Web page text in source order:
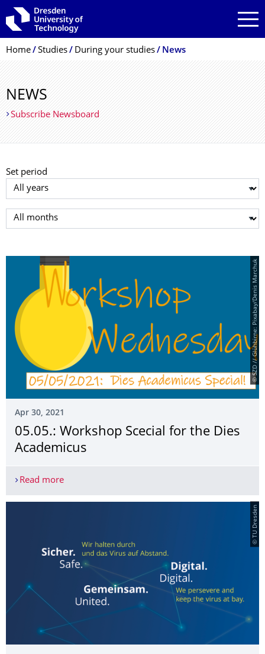
Skip to main navigation
Skip to search
Skip to content
Breadcrumb Menu
Home Studies During your studies News
NEWS
Subscribe Newsboard
Set period
Select year
Select month
© SZD // Glühbirne: Pixabay/Denis Marchuk
Apr 30, 2021
05.05.: Workshop Scecial for the Dies
Academicus
Read more05.05.: Workshop Scecial for the Dies
© TU Dresden